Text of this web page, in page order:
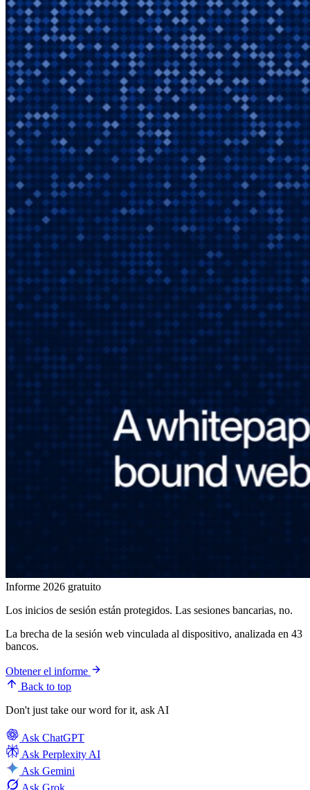
Informe 2026 gratuito
Los inicios de sesión están protegidos. Las sesiones bancarias, no.
La brecha de la sesión web vinculada al dispositivo, analizada en 43
bancos.
Obtener el informe
Back to top
Don't just take our word for it, ask AI
Ask ChatGPT
Ask Perplexity AI
Ask Gemini
Ask Grok